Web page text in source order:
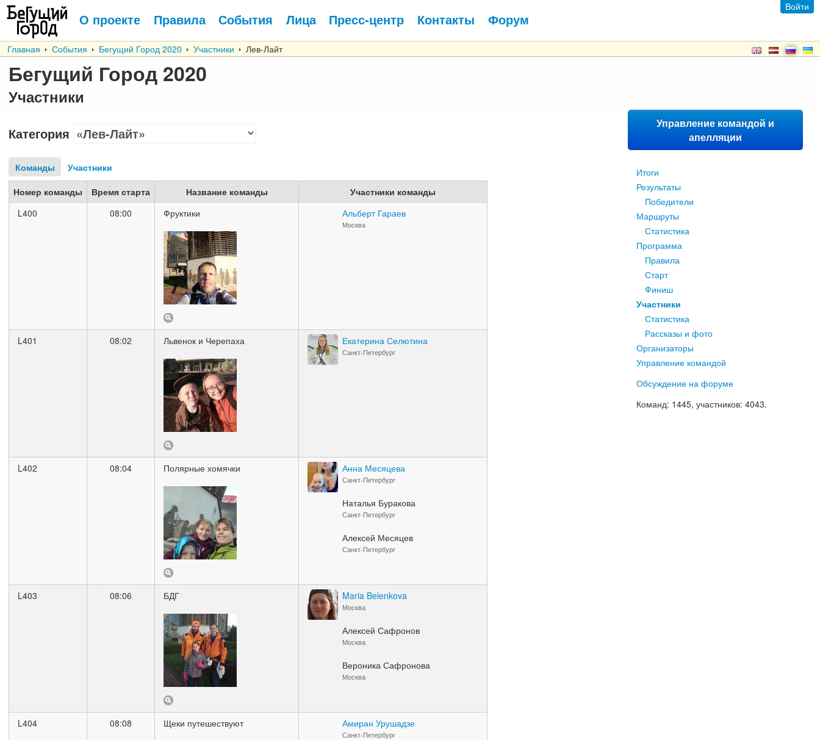
Войти
О проекте Правила События Лица Пресс-центр Контакты Форум
Главная События Бегущий Город 2020 Участники Лев-Лайт
Бегущий Город 2020
Участники
Управление командой и
апелляции
Итоги
Результаты
Победители
Маршруты
Статистика
Программа
Правила
Старт
Финиш
Участники
Статистика
Рассказы и фото
Организаторы
Управление командой
Обсуждение на форуме
Команд: 1445, участников: 4043.
Категория
Команды Участники
Номер команды Время старта Название команды
Участники команды
L400
08:00 Фруктики Альберт Гараев
Москва
L401 08:02 Львенок и Черепаха Екатерина Селютина
Санкт-Петербург
L402 08:04 Полярные хомячки Анна Месяцева
Санкт-Петербург
Наталья Буракова
Санкт-Петербург
Алексей Месяцев
Санкт-Петербург
L403 08:06 БДГ Maria Belenkova
Москва
Алексей Сафронов
Москва
Вероника Сафронова
Москва
L404 08:08 Щеки путешествуют Амиран Урушадзе
Санкт-Петербург